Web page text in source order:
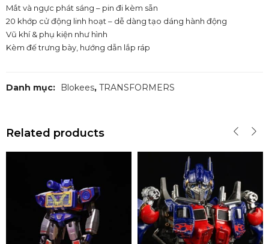
Mắt và ngực phát sáng – pin đi kèm sẵn
20 khớp cử động linh hoạt – dễ dàng tạo dáng hành động
Vũ khí & phụ kiện như hình
Kèm đế trưng bày, hướng dẫn lắp ráp
Danh mục: Blokees, TRANSFORMERS
Related products